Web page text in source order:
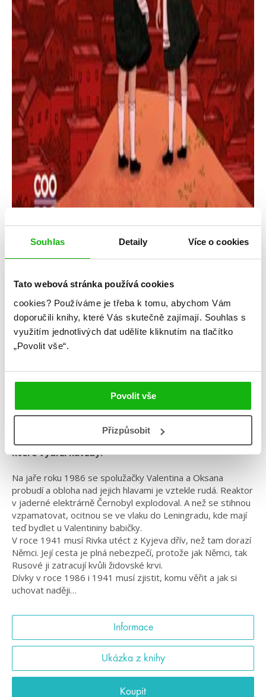
Souhlas Detaily Více o cookies
Tato webová stránka používá cookies
cookies? Používáme je třeba k tomu, abychom Vám
doporučili knihy, které Vás skutečně zajímají. Souhlas s
využitím jednotlivých dat udělíte kliknutím na tlačítko
„Povolit vše“.
Povolit vše
Přizpůsobit
Černobylské dívky
Anne Blankmanová
které vydrží navždy.
Na jaře roku 1986 se spolužačky Valentina a Oksana
probudí a obloha nad jejich hlavami je vztekle rudá. Reaktor
v jaderné elektrárně Černobyl explodoval. A než se stihnou
vzpamatovat, ocitnou se ve vlaku do Leningradu, kde mají
teď bydlet u Valentininy babičky.
V roce 1941 musí Rivka utéct z Kyjeva dřív, než tam dorazí
Němci. Její cesta je plná nebezpečí, protože jak Němci, tak
Rusové ji zatracují kvůli židovské krvi.
Dívky v roce 1986 i 1941 musí zjistit, komu věřit a jak si
uchovat naději…
Informace
Ukázka z knihy
Koupit